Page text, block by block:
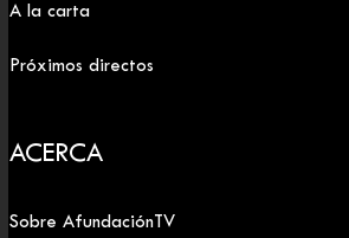
A la carta
Próximos directos
ACERCA
Sobre AfundaciónTV